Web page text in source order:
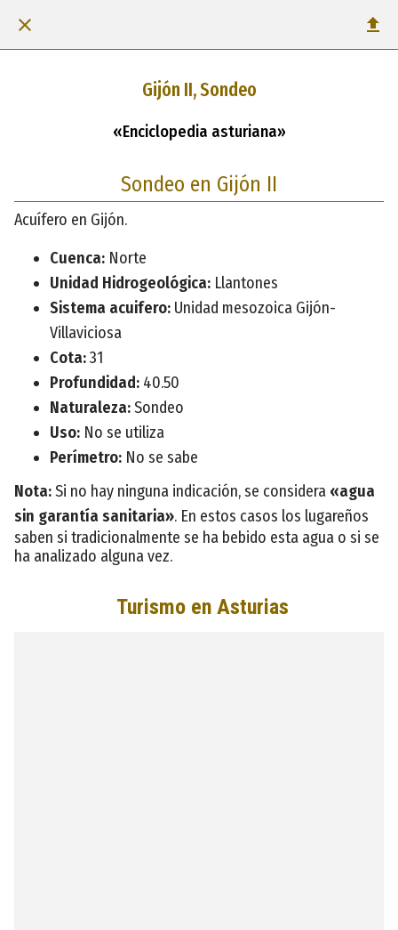
Gijón II, Sondeo
«Enciclopedia asturiana»
Sondeo en Gijón II
Acuífero en Gijón.
Cuenca: Norte
Unidad Hidrogeológica: Llantones
Sistema acuifero: Unidad mesozoica Gijón-
Villaviciosa
Cota:31
Profundidad: 40.50
Naturaleza:Sondeo
Uso: No se utiliza
Perímetro: No se sabe
Nota:Si no hay ninguna indicación, se considera «agua
sin garantía sanitaria». En estos casos los lugareños
saben si tradicionalmente se ha bebido esta agua o si se
ha analizado alguna vez.